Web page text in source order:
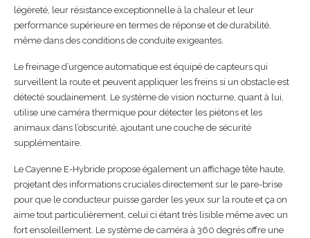
légèreté, leur résistance exceptionnelle à la chaleur et leur
performance supérieure en termes de réponse et de durabilité,
même dans des conditions de conduite exigeantes.
Le freinage d’urgence automatique est équipé de capteurs qui
surveillent la route et peuvent appliquer les freins si un obstacle est
détecté soudainement. Le système de vision nocturne, quant à lui,
utilise une caméra thermique pour détecter les piétons et les
animaux dans l’obscurité, ajoutant une couche de sécurité
supplémentaire.
Le Cayenne E-Hybride propose également un affichage tête haute,
projetant des informations cruciales directement sur le pare-brise
pour que le conducteur puisse garder les yeux sur la route et ça on
aime tout particulièrement, celui ci étant très lisible même avec un
fort ensoleillement. Le système de caméra à 360 degrés offre une